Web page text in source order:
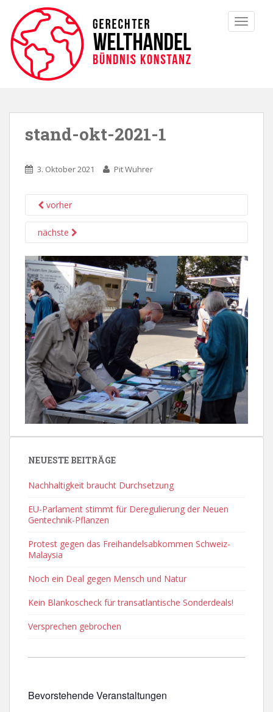
stand-okt-2021-1
3. Oktober 2021 Pit Wuhrer
vorher
nächste
NEUESTE BEITRÄGE
Nachhaltigkeit braucht Durchsetzung
EU-Parlament stimmt für Deregulierung der Neuen
Gentechnik-Pflanzen
Protest gegen das Freihandelsabkommen Schweiz-
Malaysia
Noch ein Deal gegen Mensch und Natur
Kein Blankoscheck für transatlantische Sonderdeals!
Versprechen gebrochen
Bevorstehende Veranstaltungen